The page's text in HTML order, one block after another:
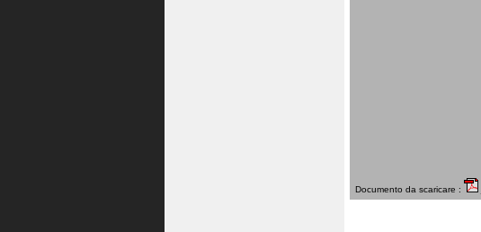
Documento da scaricare :